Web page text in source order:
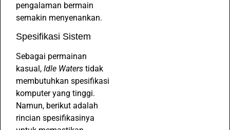
pengalaman bermain
semakin menyenankan.
Spesifikasi Sistem
Sebagai permainan
kasual, Idle Waters tidak
membutuhkan spesifikasi
komputer yang tinggi.
Namun, berikut adalah
rincian spesifikasinya